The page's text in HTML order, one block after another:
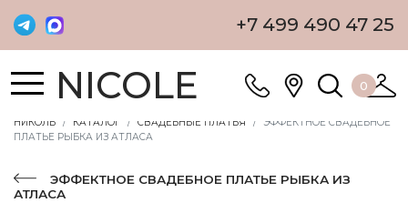
+7 499 490 47 25
NICOLE 0
НИКОЛЬ КАТАЛОГ СВАДЕБНЫЕ ПЛАТЬЯ
ЭФФЕКТНОЕ СВАДЕБНОЕ
ПЛАТЬЕ РЫБКА ИЗ АТЛАСА
ЭФФЕКТНОЕ СВАДЕБНОЕ ПЛАТЬЕ РЫБКА ИЗ
АТЛАСА